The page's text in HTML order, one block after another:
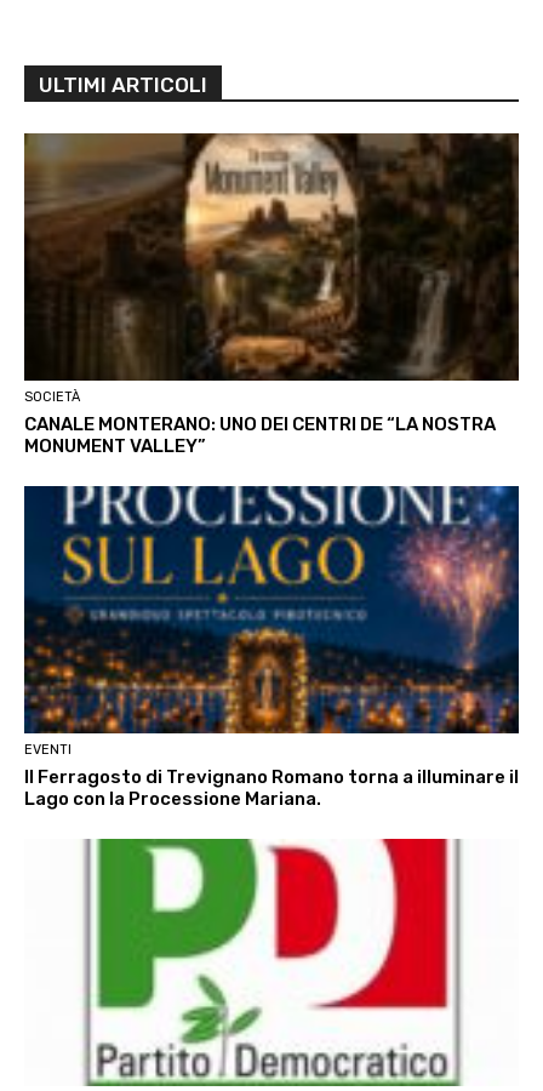
ULTIMI ARTICOLI
SOCIETÀ
CANALE MONTERANO: UNO DEI CENTRI DE “LA NOSTRA
MONUMENT VALLEY”
EVENTI
Il Ferragosto di Trevignano Romano torna a illuminare il
Lago con la Processione Mariana.